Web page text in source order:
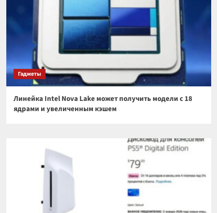
Гаджеты
Линейка Intel Nova Lake может получить модели с 18
ядрами и увеличенным кэшем